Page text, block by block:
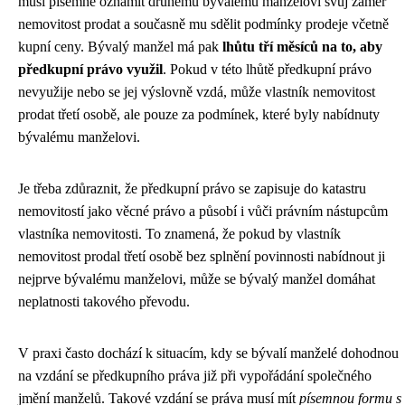
nemovitost prodat a současně mu sdělit podmínky prodeje včetně
kupní ceny. Bývalý manžel má pak lhůtu tří měsíců na to, aby
předkupní právo využil. Pokud v této lhůtě předkupní právo
nevyužije nebo se jej výslovně vzdá, může vlastník nemovitost
prodat třetí osobě, ale pouze za podmínek, které byly nabídnuty
bývalému manželovi.
Je třeba zdůraznit, že předkupní právo se zapisuje do katastru
nemovitostí jako věcné právo a působí i vůči právním nástupcům
vlastníka nemovitosti. To znamená, že pokud by vlastník
nemovitost prodal třetí osobě bez splnění povinnosti nabídnout ji
nejprve bývalému manželovi, může se bývalý manžel domáhat
neplatnosti takového převodu.
V praxi často dochází k situacím, kdy se bývalí manželé dohodnou
na vzdání se předkupního práva již při vypořádání společného
jmění manželů. Takové vzdání se práva musí mít písemnou formu s